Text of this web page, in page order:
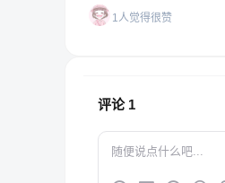
1人觉得很赞
评论 1